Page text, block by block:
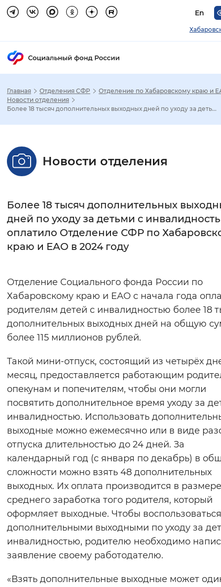
En
Настройка режима отображения
Стандартный Увеличенный
Цвет сайта
Монохромный Инверсивный
Синий фон
Включены Выключены
Воспроизвести Остановить
Вернуть стандартные настройки
Главная Отделения СФР
Отделение по Хабаровскому краю и
Новости отделения
Более 18 тысяч дополнительных выходных дней по уходу за деть...
Новости отделения
Более 18 тысяч дополнительных
дней по уходу за детьми с
оплатило Отделение СФР по
краю и ЕАО в 2024 году
Отделение Социального фонда России по
Хабаровскому краю и ЕАО с начала года
родителям детей с инвалидностью более 18
дополнительных выходных дней на общую
более 115 миллионов рублей.
Такой мини-отпуск, состоящий из четырёх
месяц, предоставляется работающим
опекунам и попечителям, чтобы они могли
посвятить дополнительное время уходу за
инвалидностью. Использовать
выходные можно ежемесячно или в виде
отпуска длительностью до 24 дней. За
календарный год (с января по декабрь) в
сложности можно взять 48 дополнительных
выходных. Их оплата производится в размере
среднего заработка того родителя, который
оформляет выходные. Чтобы воспользоваться
дополнительными выходными по уходу за
инвалидностью, родителю необходимо
заявление своему работодателю.
«Взять дополнительные выходные может